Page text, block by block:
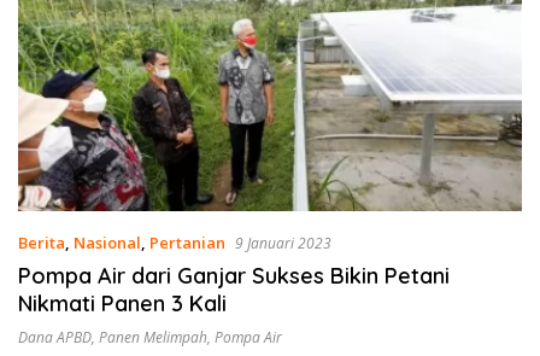
Berita, Nasional, Pertanian 9 Januari 2023
Pompa Air dari Ganjar Sukses Bikin Petani
Nikmati Panen 3 Kali
Dana APBD, Panen Melimpah, Pompa Air